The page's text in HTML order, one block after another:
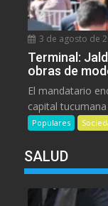
3 de agosto de
Terminal:
obras de
El mandatario
capital
Populares
SALUD